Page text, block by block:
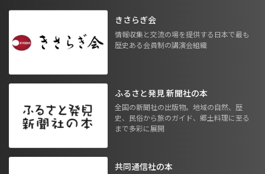
きさらぎ会
情報収集と交流の場を提供する日本で最も
歴史ある会員制の講演会組織
ふるさと発見 新聞社の本
全国の新聞社の出版物。地域の自然、歴
史、民俗から旅のガイド、郷土料理に至る
まで多彩に展開
共同通信社の本